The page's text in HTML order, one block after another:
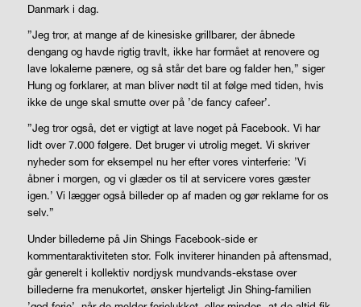
Danmark i dag.
”Jeg tror, at mange af de kinesiske grillbarer, der åbnede
dengang og havde rigtig travlt, ikke har formået at renovere og
lave lokalerne pænere, og så står det bare og falder hen,” siger
Hung og forklarer, at man bliver nødt til at følge med tiden, hvis
ikke de unge skal smutte over på ’de fancy cafeer’.
”Jeg tror også, det er vigtigt at lave noget på Facebook. Vi har
lidt over 7.000 følgere. Det bruger vi utrolig meget. Vi skriver
nyheder som for eksempel nu her efter vores vinterferie: ’Vi
åbner i morgen, og vi glæder os til at servicere vores gæster
igen.’ Vi lægger også billeder op af maden og gør reklame for os
selv.”
Under billederne på Jin Shings Facebook-side er
kommentaraktiviteten stor. Folk inviterer hinanden på aftensmad,
går generelt i kollektiv nordjysk mundvands-ekstase over
billederne fra menukortet, ønsker hjerteligt Jin Shing-familien